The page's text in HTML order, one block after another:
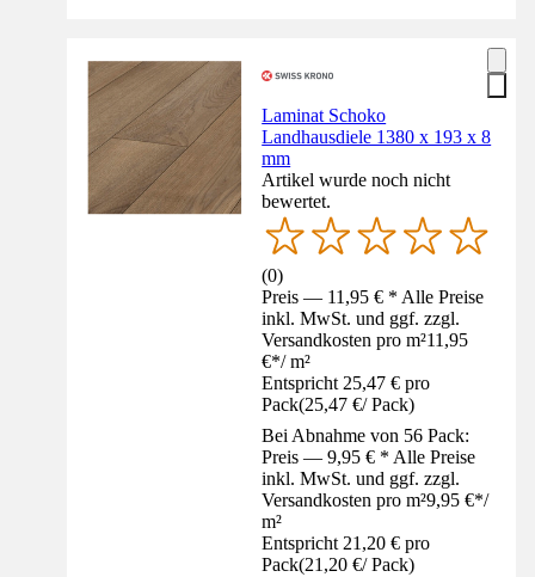
Laminat Schoko
Landhausdiele 1380 x 193 x 8
mm
Artikel wurde noch nicht
bewertet.
(0)
Preis — 11,95 € * Alle Preise
inkl. MwSt. und ggf. zzgl.
Versandkosten pro m²11,95
€*/ m²
Entspricht 25,47 € pro
Pack(25,47 €/ Pack)
Bei Abnahme von 56 Pack:
Preis — 9,95 € * Alle Preise
inkl. MwSt. und ggf. zzgl.
Versandkosten pro m²9,95 €*/
m²
Entspricht 21,20 € pro
Pack(21,20 €/ Pack)